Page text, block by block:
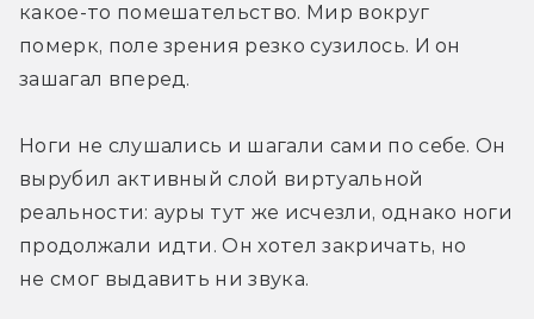
какое-то помешательство. Мир вокруг
померк, поле зрения резко сузилось. И он
зашагал вперед.
Ноги не слушались и шагали сами по себе. Он
вырубил активный слой виртуальной
реальности: ауры тут же исчезли, однако ноги
продолжали идти. Он хотел закричать, но
не смог выдавить ни звука.